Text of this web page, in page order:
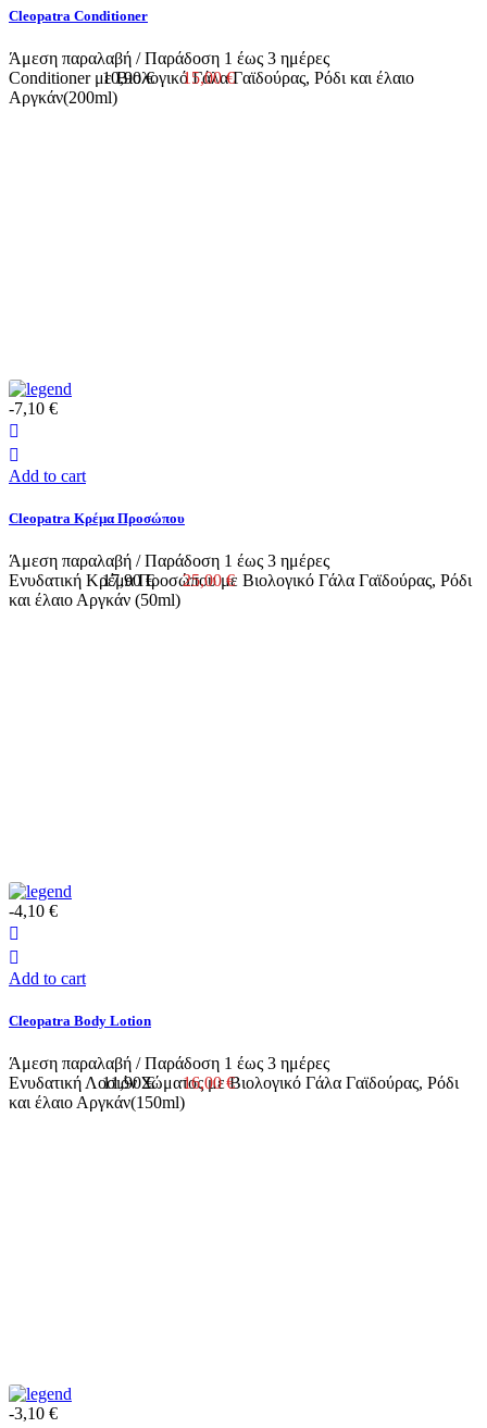
Cleopatra Conditioner
Άμεση παραλαβή / Παράδoση 1 έως 3 ημέρες
10,90 €
15,00 €
Conditioner με Βιολογικό Γάλα Γαϊδούρας, Ρόδι και έλαιο
Αργκάν(200ml)
-7,10 €
Add to cart
Cleopatra Κρέμα Προσώπου
Άμεση παραλαβή / Παράδoση 1 έως 3 ημέρες
17,90 €
25,00 €
Ενυδατική Κρέμα Προσώπου με Βιολογικό Γάλα Γαϊδούρας, Ρόδι
και έλαιο Αργκάν (50ml)
-4,10 €
Add to cart
Cleopatra Body Lotion
Άμεση παραλαβή / Παράδoση 1 έως 3 ημέρες
11,90 €
16,00 €
Ενυδατική Λοσιόν Σώματος με Βιολογικό Γάλα Γαϊδούρας, Ρόδι
και έλαιο Αργκάν(150ml)
-3,10 €